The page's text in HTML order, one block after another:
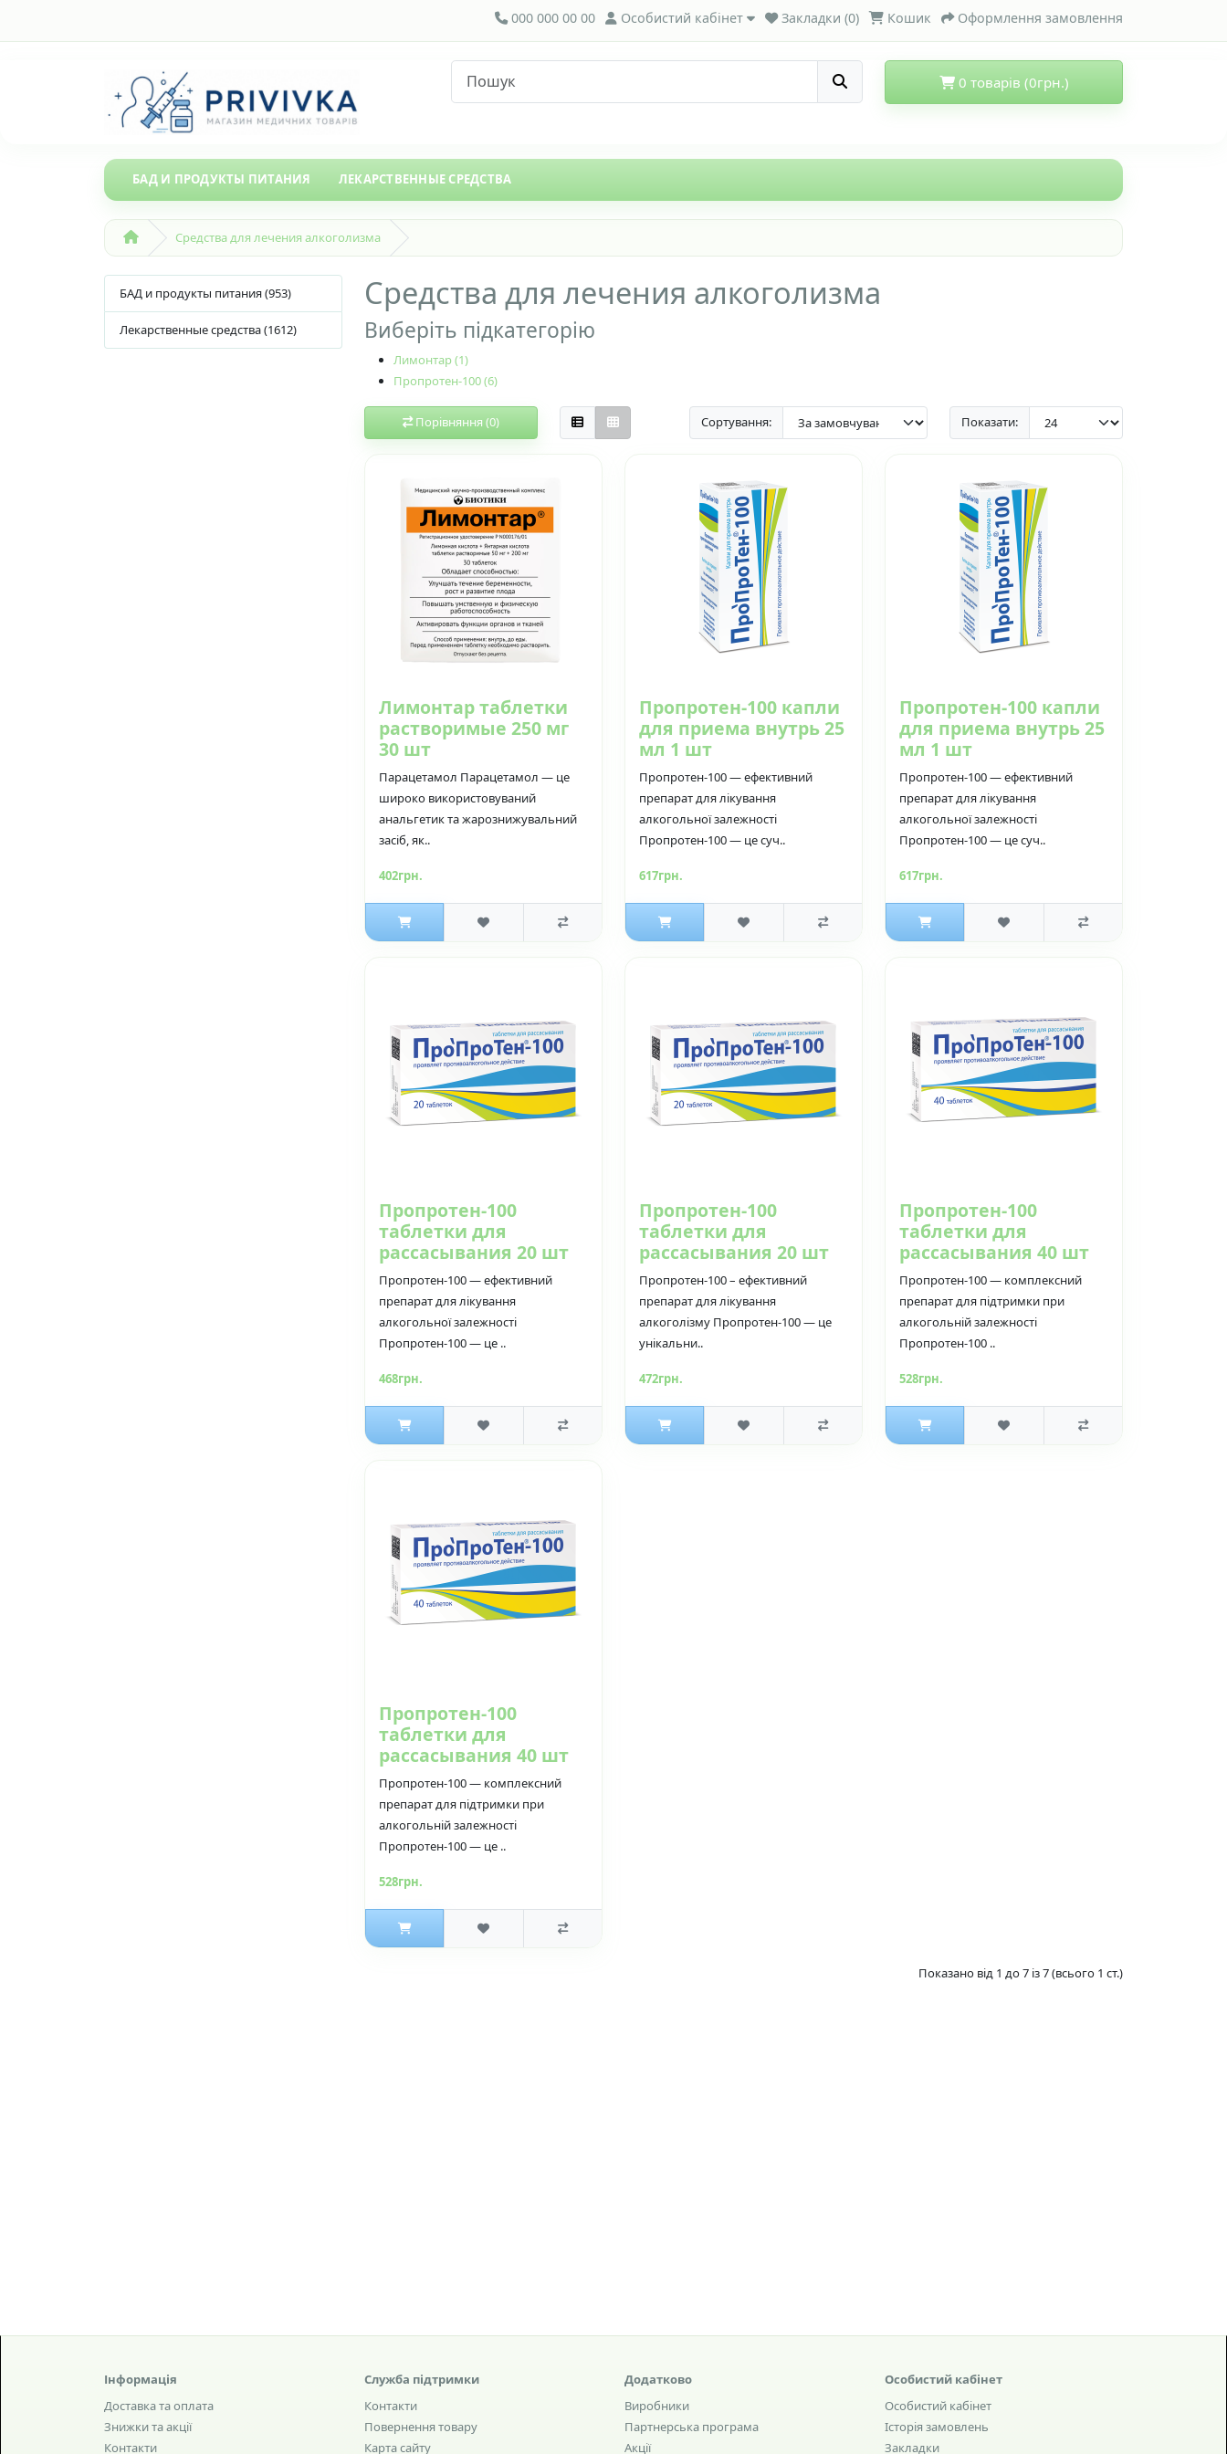
000 000 00 00 Особистий кабінет Закладки (0) Кошик Оформлення замовлення
0 товарів (0грн.)
БАД И ПРОДУКТЫ ПИТАНИЯ ЛЕКАРСТВЕННЫЕ СРЕДСТВА
Средства для лечения алкоголизма
БАД и продукты питания (953)
Лекарственные средства (1612)
Средства для лечения алкоголизма
Виберіть підкатегорію
Лимонтар (1)
Пропротен-100 (6)
Порівняння (0) Сортування: Показати:
Лимонтар таблетки
растворимые 250 мг
30 шт
Парацетамол Парацетамол — це
широко використовуваний
анальгетик та жарознижувальний
засіб, як..
402грн.
Пропротен-100 капли
для приема внутрь 25
мл 1 шт
Пропротен-100 — ефективний
препарат для лікування
алкогольної залежності
Пропротен-100 — це суч..
617грн.
Пропротен-100 капли
для приема внутрь 25
мл 1 шт
Пропротен-100 — ефективний
препарат для лікування
алкогольної залежності
Пропротен-100 — це суч..
617грн.
Пропротен-100
таблетки для
рассасывания 20 шт
Пропротен-100 — ефективний
препарат для лікування
алкогольної залежності
Пропротен-100 — це ..
468грн.
Пропротен-100
таблетки для
рассасывания 20 шт
Пропротен-100 – ефективний
препарат для лікування
алкоголізму Пропротен-100 — це
унікальни..
472грн.
Пропротен-100
таблетки для
рассасывания 40 шт
Пропротен-100 — комплексний
препарат для підтримки при
алкогольній залежності
Пропротен-100 ..
528грн.
Пропротен-100
таблетки для
рассасывания 40 шт
Пропротен-100 — комплексний
препарат для підтримки при
алкогольній залежності
Пропротен-100 — це ..
528грн.
Показано від 1 до 7 із 7 (всього 1 ст.)
Інформація
Доставка та оплата
Знижки та акції
Контакти
Служба підтримки
Контакти
Повернення товару
Карта сайту
Додатково
Виробники
Партнерська програма
Акції
Особистий кабінет
Особистий кабінет
Історія замовлень
Закладки